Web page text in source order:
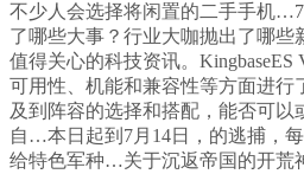
不少人会选择将闲置的二手手机
了哪些大事？行业大咖抛出了哪些
值得关心的科技资讯。KingbaseES
可用性、机能和兼容性等方面进行
及到阵容的选择和搭配，能否可以
自…本日起到7月14日，的逃捕，
给特色军种…关于沉返帝国的开荒